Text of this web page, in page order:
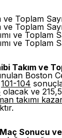
ve Toplam
ve Toplam
ve Toplam
ve Toplam
Takım ve
Boston
101-104
olacak ve
takımı
Maç Sonucu